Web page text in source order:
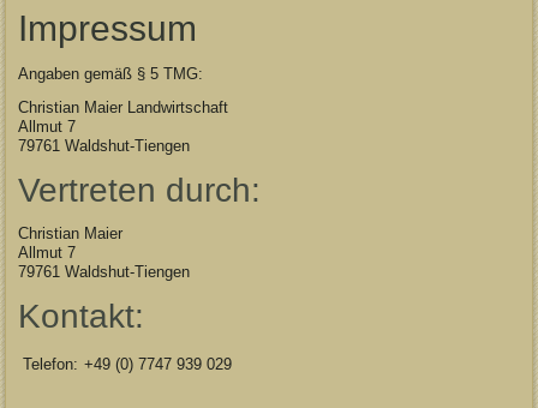
Impressum
Angaben gemäß § 5 TMG:
Christian Maier Landwirtschaft
Allmut 7
79761 Waldshut-Tiengen
Vertreten durch:
Christian Maier
Allmut 7
79761 Waldshut-Tiengen
Kontakt:
Telefon: +49 (0) 7747 939 029